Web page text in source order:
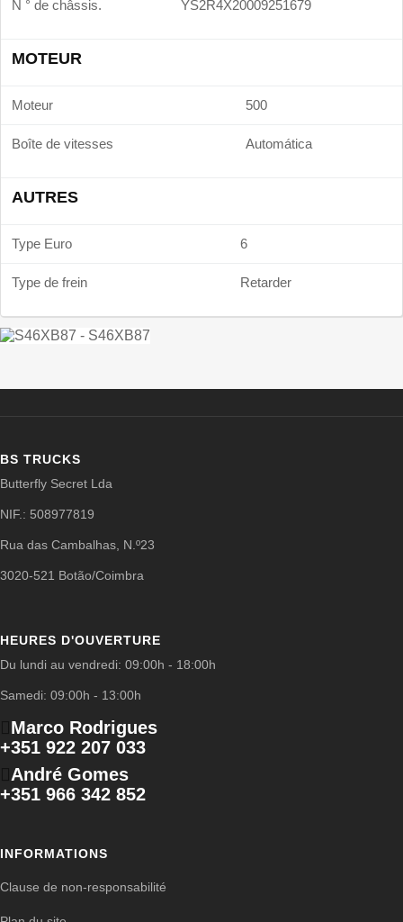
N ° de châssis. YS2R4X20009251679
MOTEUR
Moteur 500
Boîte de vitesses Automática
AUTRES
Type Euro 6
Type de frein Retarder
BS TRUCKS
Butterfly Secret Lda
NIF.: 508977819
Rua das Cambalhas, N.º23
3020-521 Botão/Coimbra
HEURES D'OUVERTURE
Du lundi au vendredi: 09:00h - 18:00h
Samedi: 09:00h - 13:00h
Marco Rodrigues
+351 922 207 033
André Gomes
+351 966 342 852
INFORMATIONS
Clause de non-responsabilité